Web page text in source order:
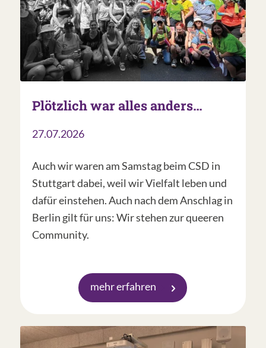
Plötzlich war alles anders…
27.07.2026
Auch wir waren am Samstag beim CSD in
Stuttgart dabei, weil wir Vielfalt leben und
dafür einstehen. Auch nach dem Anschlag in
Berlin gilt für uns: Wir stehen zur queeren
Community.
mehr erfahren